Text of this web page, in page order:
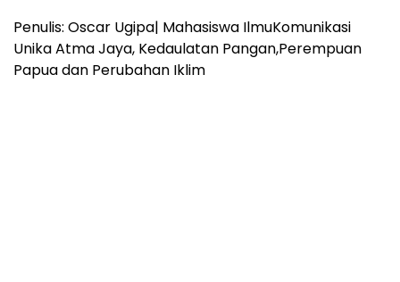
Penulis: Oscar Ugipa| Mahasiswa IlmuKomunikasi
Unika Atma Jaya, Kedaulatan Pangan,Perempuan
Papua dan Perubahan Iklim